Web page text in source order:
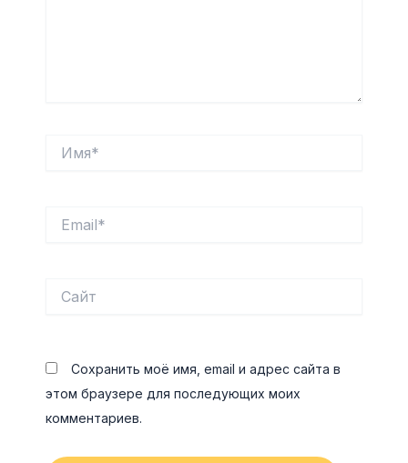
Сохранить моё имя, email и адрес сайта в
этом браузере для последующих моих
комментариев.